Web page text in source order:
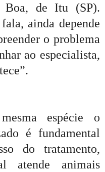
de Itu (SP).
ainda depende
o problema
ao especialista,
espécie o
é fundamental
do tratamento,
atende animais